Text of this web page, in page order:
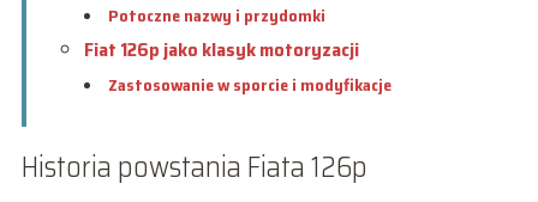
Potoczne nazwy i przydomki
Fiat 126p jako klasyk motoryzacji
Zastosowanie w sporcie i modyfikacje
Historia powstania Fiata 126p